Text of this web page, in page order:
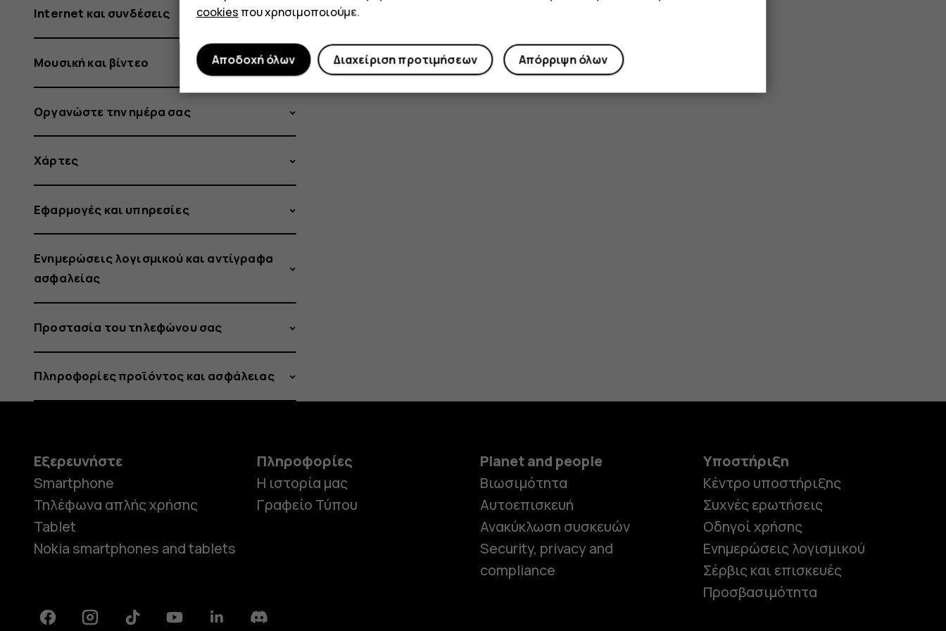
Ναι Όχι
Internet και συνδέσεις
Μουσική και βίντεο
Οργανώστε την ημέρα σας
Χάρτες
Εφαρμογές και υπηρεσίες
Ενημερώσεις λογισμικού και αντίγραφα
ασφαλείας
Προστασία του τηλεφώνου σας
Πληροφορίες προϊόντος και ασφάλειας
Εξερευνήστε
Smartphone
Τηλέφωνα απλής χρήσης
Tablet
Nokia smartphones and tablets
Πληροφορίες
Η ιστορία μας
Γραφείο Τύπου
Planet and people
Βιωσιμότητα
Αυτοεπισκευή
Ανακύκλωση συσκευών
Security, privacy and
compliance
Υποστήριξη
Κέντρο υποστήριξης
Συχνές ερωτήσεις
Οδηγοί χρήσης
Ενημερώσεις λογισμικού
Σέρβις και επισκευές
Προσβασιμότητα
FacebookInstagramTiktok YoutubeLinkedinDiscord
cookies που χρησιμοποιούμε.
Απόρριψη όλων
Διαχείριση προτιμήσεων
Αποδοχή όλων